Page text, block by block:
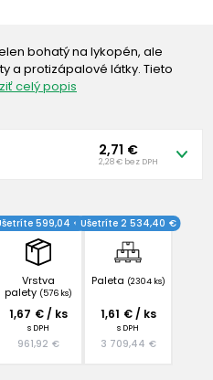
bohatý na lykopén, ale
a protizápalové látky. Tieto
celý popis
2,71 €
2,28 € bez DPH
Vrstva
palety (576 ks)
599,04 €
1,67 € / ks
s DPH
961,92 €
Paleta (2304 ks)
Ušetríte 2 534,40 €
1,61 € / ks
s DPH
3 709,44 €